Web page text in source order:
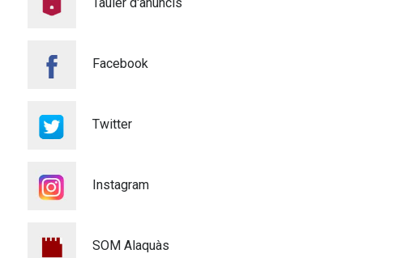
Voluntariat Punts Violeta
Facebook
Twitter
Instagram
SOM Alaquàs